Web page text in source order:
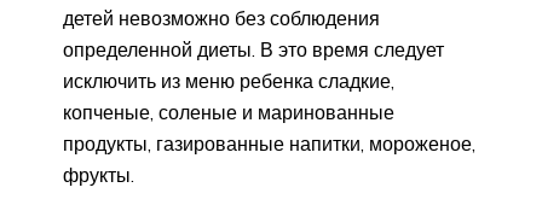
детей невозможно без соблюдения
определенной диеты. В это время следует
исключить из меню ребенка сладкие,
копченые, соленые и маринованные
продукты, газированные напитки, мороженое,
фрукты.